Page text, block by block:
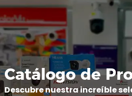
Catálogo de
Descubre nuestra increíble